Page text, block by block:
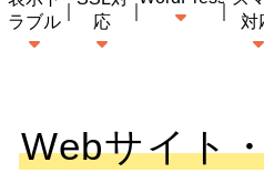
ラブル
応
対
Webサイト